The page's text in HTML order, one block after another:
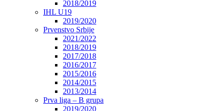
2018/2019
IHL U19
2019/2020
Prvenstvo Srbije
2021/2022
2018/2019
2017/2018
2016/2017
2015/2016
2014/2015
2013/2014
Prva liga – B grupa
2019/2020